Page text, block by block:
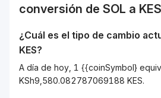
conversión de SOL a KES
¿Cuál es el tipo de cambio
KES?
A día de hoy, 1 {{coinSymbol}
KSh9,580.082787069188 KES.